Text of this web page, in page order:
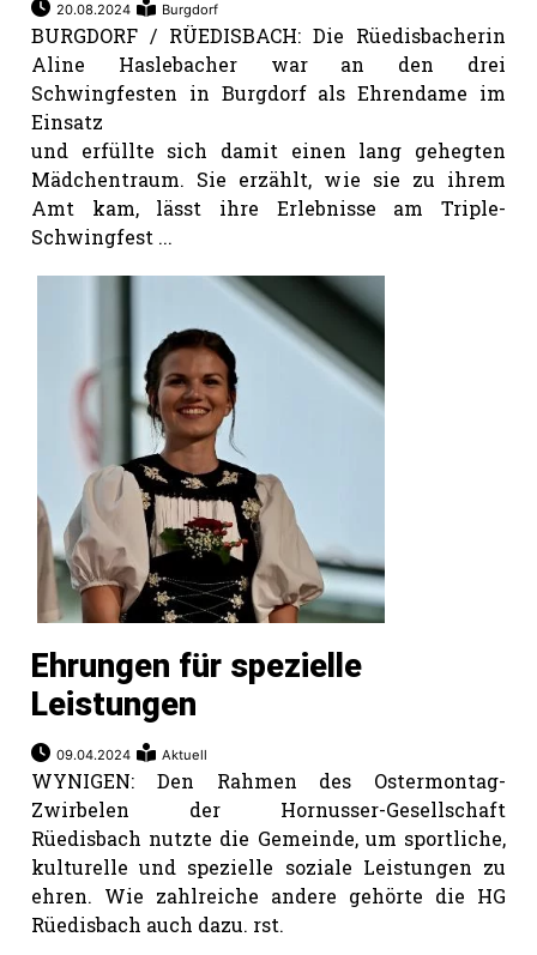
20.08.2024 Burgdorf
BURGDORF / RÜEDISBACH: Die Rüedisbacherin
Aline Haslebacher war an den drei
Schwingfesten in Burgdorf als Ehrendame im
Einsatz
und erfüllte sich damit einen lang gehegten
Mädchentraum. Sie erzählt, wie sie zu ihrem
Amt kam, lässt ihre Erlebnisse am Triple-
Schwingfest ...
Ehrungen für spezielle
Leistungen
09.04.2024 Aktuell
WYNIGEN: Den Rahmen des Ostermontag-
Zwirbelen der Hornusser-Gesellschaft
Rüedisbach nutzte die Gemeinde, um sportliche,
kulturelle und spezielle soziale Leistungen zu
ehren. Wie zahlreiche andere gehörte die HG
Rüedisbach auch dazu. rst.